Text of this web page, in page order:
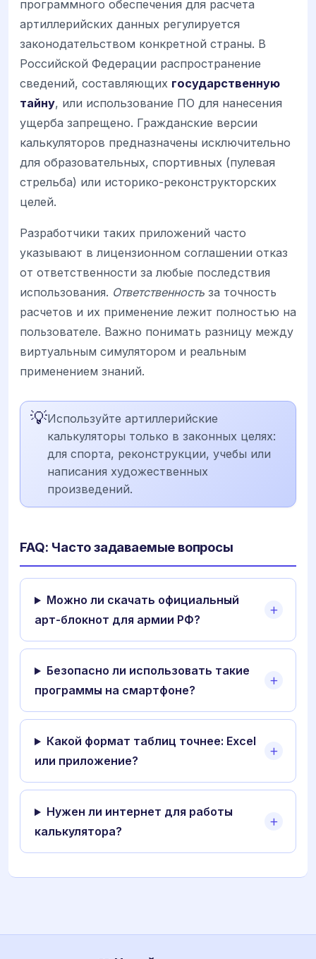
программного обеспечения для расчета
артиллерийских данных регулируется
законодательством конкретной страны. В
Российской Федерации распространение
сведений, составляющих государственную
тайну, или использование ПО для нанесения
ущерба запрещено. Гражданские версии
калькуляторов предназначены исключительно
для образовательных, спортивных (пулевая
стрельба) или историко-реконструкторских
целей.
Разработчики таких приложений часто
указывают в лицензионном соглашении отказ
от ответственности за любые последствия
использования. Ответственность за точность
расчетов и их применение лежит полностью на
пользователе. Важно понимать разницу между
виртуальным симулятором и реальным
применением знаний.
💡Используйте артиллерийские
калькуляторы только в законных целях:
для спорта, реконструкции, учебы или
написания художественных
произведений.
FAQ: Часто задаваемые вопросы
Можно ли скачать официальный
арт-блокнот для армии РФ?
Безопасно ли использовать такие
программы на смартфоне?
Какой формат таблиц точнее: Excel
или приложение?
Нужен ли интернет для работы
калькулятора?